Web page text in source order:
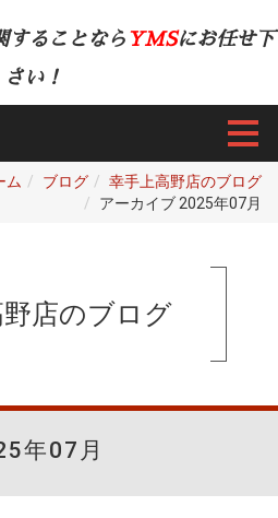
することなら YMSにお任せ下
さい！
ム ブログ
幸手上高野店のブログ
アーカイブ 2025年07月
店のブログ
年07月